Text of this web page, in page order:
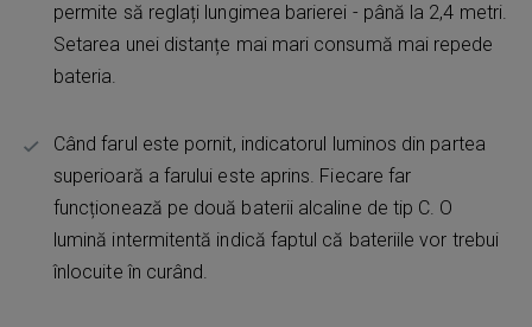
permite să reglați lungimea barierei - până la 2,4 metri.
Setarea unei distanțe mai mari consumă mai repede
bateria.
Când farul este pornit, indicatorul luminos din partea
superioară a farului este aprins. Fiecare far
funcționează pe două baterii alcaline de tip C. O
lumină intermitentă indică faptul că bateriile vor trebui
înlocuite în curând.